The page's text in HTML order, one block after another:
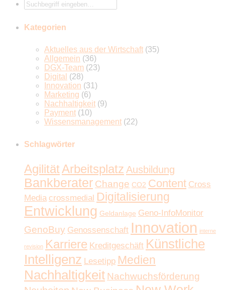
Kategorien
Aktuelles aus der Wirtschaft (35)
Allgemein (36)
DGX-Team (23)
Digital (28)
Innovation (31)
Marketing (6)
Nachhaltigkeit (9)
Payment (10)
Wissensmanagement (22)
Schlagwörter
AgilitätArbeitsplatz Ausbildung
Bankberater Change CO2 Content Cross
Media crossmedial Digitalisierung
Entwicklung Geldanlage Geno-InfoMonitor
GenoBuy Genossenschaft Innovation interne
revision Karriere Kreditgeschäft Künstliche
Intelligenz Lesetipp Medien
Nachhaltigkeit Nachwuchsförderung